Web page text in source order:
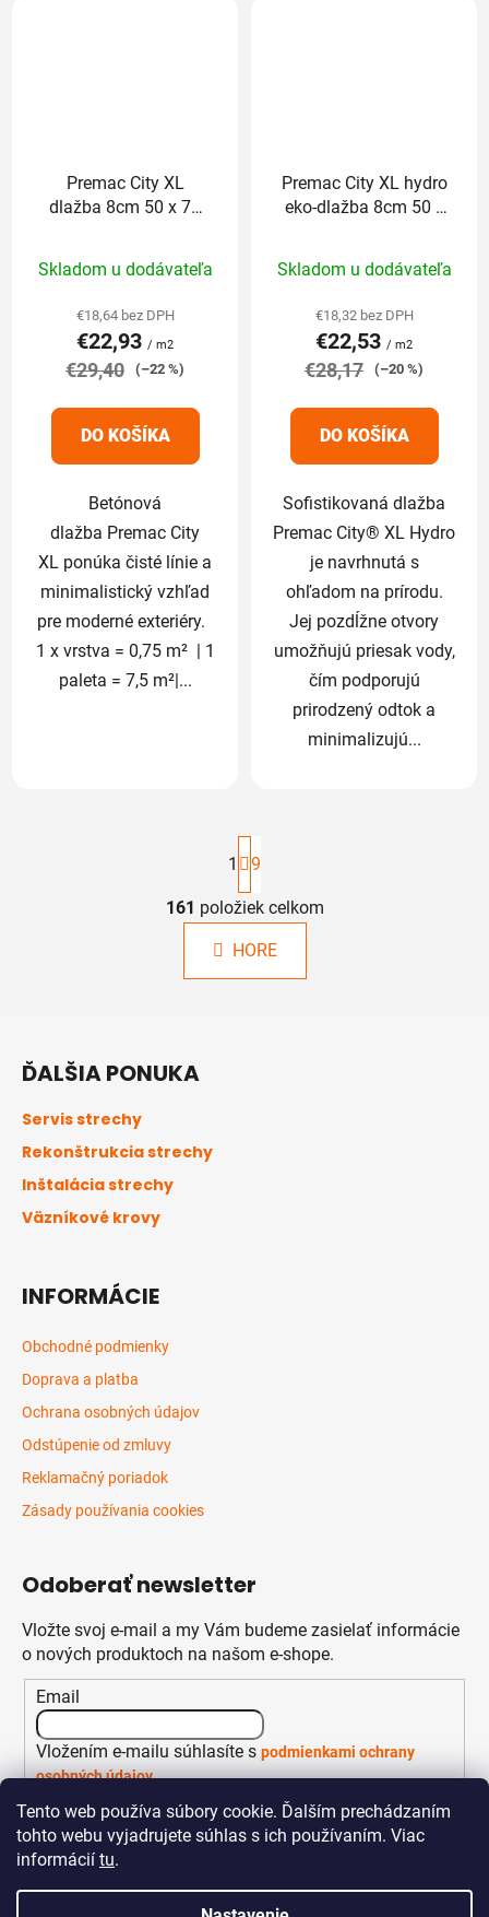
Tento web používa súbory cookie. Ďalším prechádzaním
tohto webu vyjadrujete súhlas s ich používaním. Viac
informácií tu.
Premac City XL
dlažba 8cm 50 x 75
hodnotenie
produktu
je
5,0
5
hviezdičiek.
Skladom u dodávateľa
€18,64 bez DPH
€22,93 / m2
€29,40 (–22 %)
DO KOŠÍKA
Betónová
dlažba Premac City
XL ponúka čisté línie a
minimalistický vzhľad
pre moderné exteriéry.
1 x vrstva = 0,75 m² | 1
paleta = 7,5 m²|...
Premac City XL hydro
eko-dlažba 8cm 50 x
hodnotenie
produktu
je
4,4
5
hviezdičiek.
Skladom u dodávateľa
€18,32 bez DPH
€22,53 / m2
€28,17 (–20 %)
DO KOŠÍKA
Sofistikovaná dlažba
Premac City® XL Hydro
je navrhnutá s
ohľadom na prírodu.
Jej pozdĺžne otvory
umožňujú priesak vody,
čím podporujú
prirodzený odtok a
minimalizujú...
O
v
l
á
S
t
r
á
n
k
1 9
161 položiek celkom
HORE
ĎALŠIA PONUKA
Servis strechy
Rekonštrukcia strechy
Inštalácia strechy
Väzníkové krovy
INFORMÁCIE
Obchodné podmienky
Doprava a platba
Ochrana osobných údajov
Odstúpenie od zmluvy
Reklamačný poriadok
Zásady používania cookies
Odoberať newsletter
Vložte svoj e-mail a my Vám budeme zasielať informácie
o nových produktoch na našom e-shope.
Email
Vložením e-mailu súhlasíte s podmienkami ochrany
osobných údajov
PRIHLÁSIŤ SA